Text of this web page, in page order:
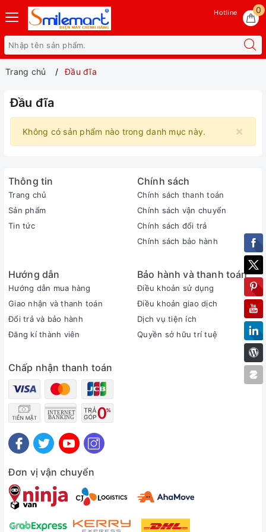
0
Hotline
Trang chủ Đầu đĩa
Đầu đĩa
×
Không có sản phẩm nào trong danh mục này.
Thông tin
Trang chủ
Sản phẩm
Tin tức
Chính sách
Chính sách thanh toán
Chính sách vận chuyển
Chính sách đổi trả
Chính sách bảo hành
Hướng dẫn
Hướng dẫn mua hàng
Giao nhận và thanh toán
Đổi trả và bảo hành
Đăng kí thành viên
Bảo hành và thanh toán
Điều khoản sử dụng
Điều khoản giao dịch
Dịch vụ tiện ích
Quyền sở hữu trí tuệ
Chấp nhận thanh toán
Đơn vị vận chuyển